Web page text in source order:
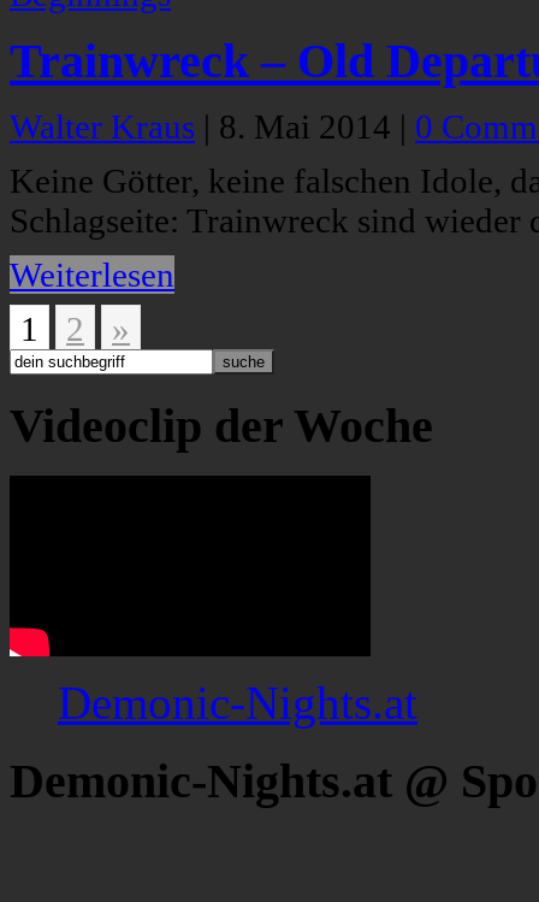
Trainwreck – Old
Walter Kraus | 8. Mai 2014 | 0
Keine Götter, keine falschen Idole,
Schlagseite: Trainwreck sind wieder
Weiterlesen
1
2 »
Videoclip der Woche
Demonic-Nights.at
Demonic-Nights.at @